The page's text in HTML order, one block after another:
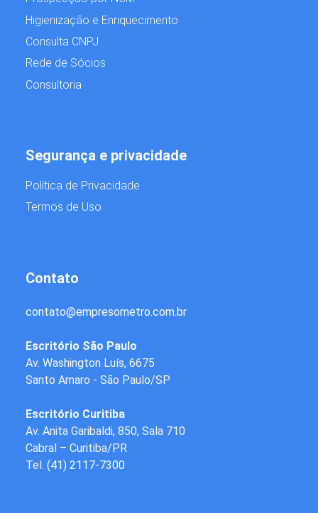
Higienização e Enriquecimento
Consulta CNPJ
Rede de Sócios
Consultoria
Contato
contato@empresometro.com.br
Escritório São Paulo
Av. Washington Luís, 6675
Santo Amaro - São Paulo/SP
Escritório Curitiba
Av. Anita Garibaldi, 850, Sala 710
Cabral – Curitiba/PR
Tel. (41) 2117-7300
Segurança e privacidade
Política de Privacidade
Termos de Uso